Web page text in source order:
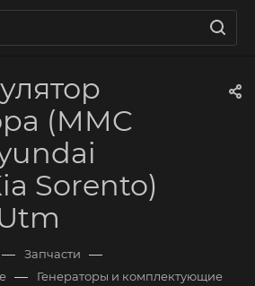
(MMC
Sorento)
— Запчасти —
— Генераторы и комплектующие